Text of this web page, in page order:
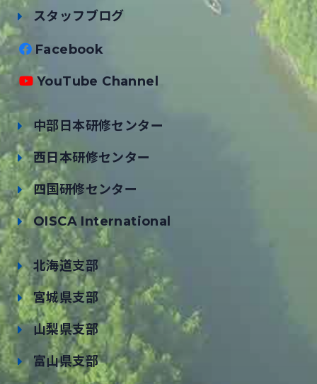
スタッフブログ
Facebook
YouTube Channel
中部日本研修センター
西日本研修センター
四国研修センター
OISCA International
北海道支部
宮城県支部
山梨県支部
富山県支部